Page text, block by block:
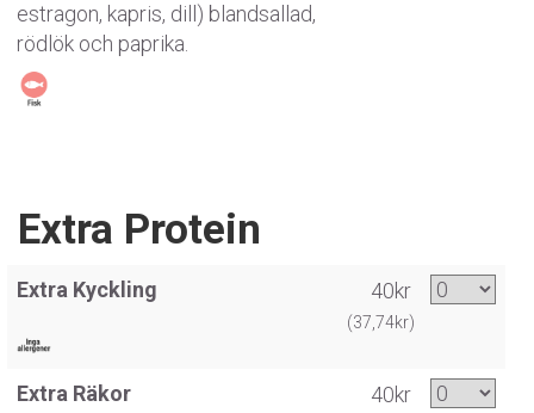
estragon, kapris, dill) blandsallad,
rödlök och paprika.
Extra Protein
Extra Kyckling 40kr
(37,74kr)
Extra Räkor 40kr